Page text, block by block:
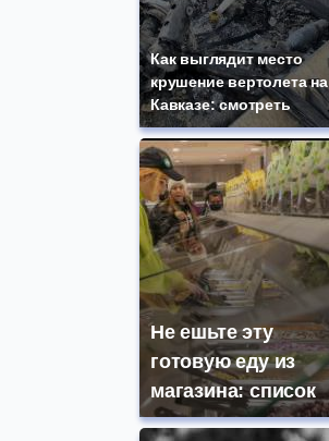
Как выглядит место
крушение вертолета на
Кавказе: смотреть
Не ешьте эту
готовую еду из
магазина: список